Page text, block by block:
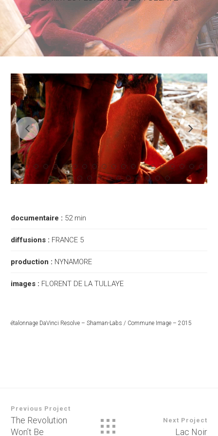
documentaire : 52 min
diffusions : FRANCE 5
production : NYNAMORE
images : FLORENT DE LA TULLAYE
étalonnage DaVinci Resolve – Shaman-Labs / Commune Image – 2015
Previous Project
The Revolution
Won’t Be
Next Project
Lac Noir